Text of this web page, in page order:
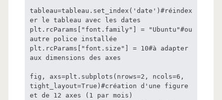
tableau=tableau.set_index('date')#réindex
er le tableau avec les dates
plt.rcParams["font.family"] = "Ubuntu"#ou
autre police installée
plt.rcParams["font.size"] = 10#à adapter
aux dimensions des axes
fig, axs=plt.subplots(nrows=2, ncols=6,
tight_layout=True)#création d'une figure
et de 12 axes (1 par mois)